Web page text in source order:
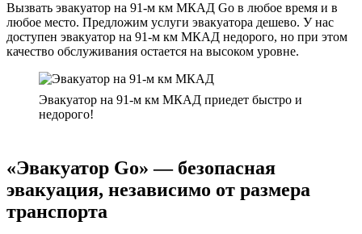
Вызвать эвакуатор на 91-м км МКАД Go в любое время и в
любое место. Предложим услуги эвакуатора дешево. У нас
доступен эвакуатор на 91-м км МКАД недорого, но при этом
качество обслуживания остается на высоком уровне.
Эвакуатор на 91-м км МКАД приедет быстро и
недорого!
«Эвакуатор Go» — безопасная
эвакуация, независимо от размера
транспорта